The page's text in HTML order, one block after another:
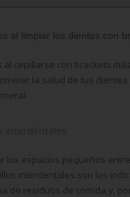
al limpiar los dientes con
al cepillarse con brackets
la salud de tus
los espacios pequeños
interdentales son los
de residuos de comida y,